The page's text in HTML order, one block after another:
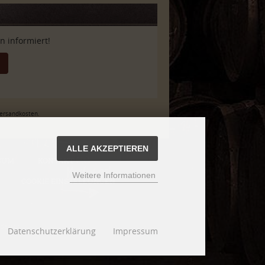
informiert!
KONTAKT
COOKIE EINSTELLUNGEN
ALLE AKZEPTIEREN
Weitere Informationen
Datenschutzerklärung Impressum